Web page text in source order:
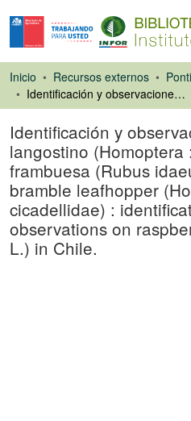
Inicio Recursos externos
Identificación y observaciones del langostino (Homoptera : cicadellidae) de la frambuesa (Rubus idaeus L.) en Chile = The bramble leafhopper (Homoptera, cicadellidae) : identification and observations on raspberries (Rubus idaeus L.) in Chile.
Identificación y
langostino
frambuesa (Rubus
bramble leafhopper
cicadellidae) :
observations on
L.) in Chile.